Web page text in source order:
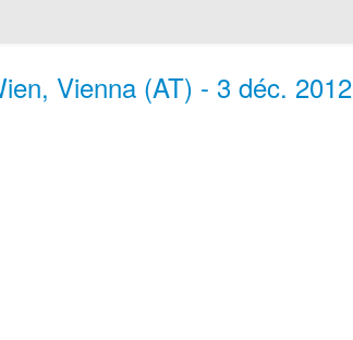
Vienna (AT) - 3 déc. 2012